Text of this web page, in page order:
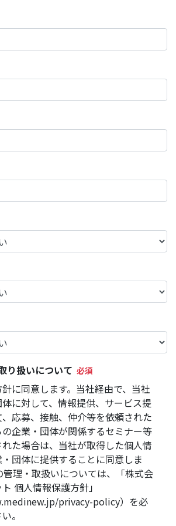
り扱いについて
に同意します。当社経由で、当社
に対して、情報提供、サービス提
応募、接触、仲介等を依頼された
企業・団体が関係するセミナー等
た場合は、当社が取得した個人情
団体に提供することに同意しま
管理・取扱いについては、「株式会
個人情報保護方針」
privacy-policy）を必
。